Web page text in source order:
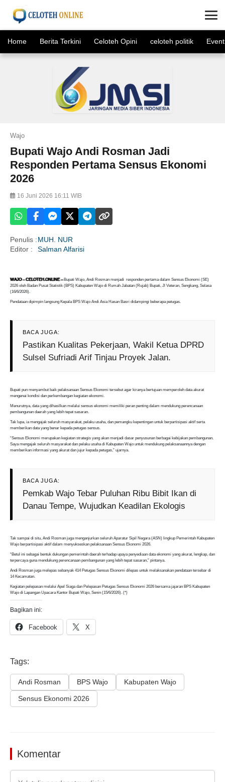
Home Berita Terkini Celoteh Opini celoteh politik Event
Wajo
Bupati Wajo Andi Rosman Jadi
Responden Pertama Sensus Ekonomi
2026
16 Juni 2026 16:11 WIB
Penulis :MUH. NUR
Editor :
Salman Alfarisi
WAJO – CELOTEH.ONLINE –Bupati Wajo, Andi Rosman menjadi responden pertama dalam Sensus Ekonomi (SE)
2026 oleh Badan Pusat Statistik (BPS) Kabupaten Wajo di Rumah Jabatan (Rujab) Bupati, Jl Veteran, Sengkang, Selasa
(16/6/2026).
Pendataan dipimpin langsung Kepala BPS Wajo Andi Asia Hasan Basri didampingi beberapa petugas.
BACA JUGA:
Pastikan Kualitas Pekerjaan, Wakil Ketua DPRD
Sulsel Sufriadi Arif Tinjau Proyek Jalan.
Bupati pun menyambut baik pelaksanaan Sensus Ekonomi tersebut agar kiranya bertujuan memperoleh data akurat
mengenai kondisi dan perkembangan kegiatan ekonomi.
Menurutnya, data yang dihasilkan melalui sensus ekonomi memiliki peran penting dalam mendukung perencanaan
pembangunan daerah yang lebih tepat sasaran.
Tak lupa, ia mengajak seluruh masyarakat, pelaku usaha, dan pemangku kepentingan untuk berpartisipasi aktif serta
memberikan data yang benar kepada petugas sensus.
“Sensus Ekonomi merupakan kegiatan strategis yang akan menjadi dasar penyusunan berbagai kebijakan pembangunan.
Saya mengajak seluruh masyarakat dan pelaku usaha di Kabupaten Wajo untuk mendukung pelaksanaannya dengan
memberikan informasi yang akurat dan jujur kepada petugas,” ujarnya.
BACA JUGA:
Pemkab Wajo Tebar Puluhan Ribu Bibit Ikan di
Danau Tempe, Wujudkan Keadilan Ekologis
Tak sampai di situ, Andi Rosman juga menganjurkan seluruh Aparatur Sipil Negara (ASN) lingkup Pemerintah Kabupaten
Wajo berpartisipasi aktif dalam menyukseskan pelaksanaan Sensus Ekonomi 2026.
“Betul ini sebagai bentuk dukungan pemerintah daerah terhadap upaya penyediaan data ekonomi yang akurat, lengkap, dan
terpercaya guna mendukung perencanaan pembangunan yang lebih tepat sasaran,” pintanya.
Andi Rosman juga melepas sebanyak 414 Petugas Sensus Ekonomi dilepas untuk melaksanakan pendataan tersebar di
14 Kecamatan.
Kegiatan pelepasan melalui Apel Siaga dan Pelepasan Petugas Sensus Ekonomi 2026 bersama jajaran BPS Kabupaten
Wajo di Lapangan Upacara Kantor Bupati Wajo, Senin (15/6/2026). (*)
Bagikan ini:
Facebook X
Tags:
Andi Rosman BPS Wajo Kabupaten Wajo
Sensus Ekonomi 2026
Komentar